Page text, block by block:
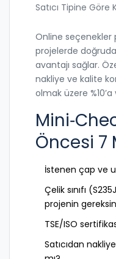
Satıcı Tipine Göre
Online seçenekler
projelerde
avantajı sağlar.
nakliye ve kalite
olmak üzere
Öncesi 7
İstenen çap ve
Çelik sınıfı
projenin
TSE/ISO
Satıcıdan